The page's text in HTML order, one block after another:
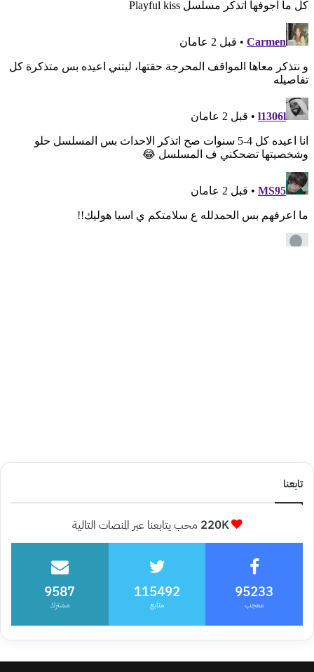
تابعنا
220K محب يتابعنا عبر المنصات التالية
95233
معجب
115492
متابع
9587
مشترك